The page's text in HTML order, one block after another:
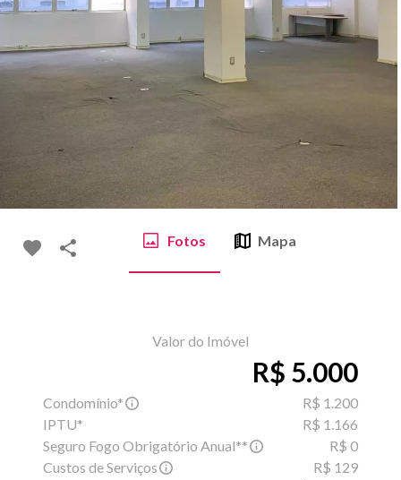
Fotos Mapa
Valor do Imóvel
R$ 5.000
Condomínio*
R$ 1.200
IPTU*
R$ 1.166
Seguro Fogo Obrigatório Anual**
R$ 0
Custos de Serviços
R$ 129